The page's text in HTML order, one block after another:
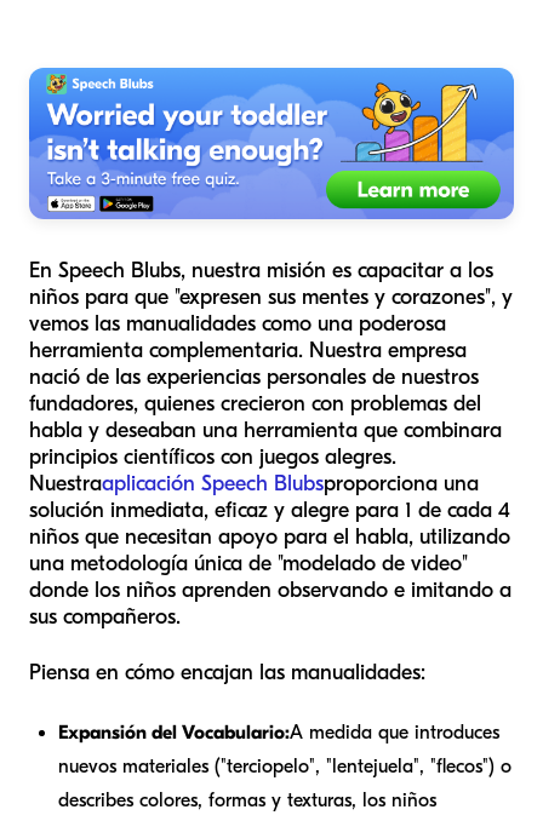
En Speech Blubs, nuestra misión es capacitar a los
niños para que "expresen sus mentes y corazones", y
vemos las manualidades como una poderosa
herramienta complementaria. Nuestra empresa
nació de las experiencias personales de nuestros
fundadores, quienes crecieron con problemas del
habla y deseaban una herramienta que combinara
principios científicos con juegos alegres.
Nuestraaplicación Speech Blubsproporciona una
solución inmediata, eficaz y alegre para 1 de cada 4
niños que necesitan apoyo para el habla, utilizando
una metodología única de "modelado de video"
donde los niños aprenden observando e imitando a
sus compañeros.
Piensa en cómo encajan las manualidades:
Expansión del Vocabulario:A medida que introduces
nuevos materiales ("terciopelo", "lentejuela", "flecos") o
describes colores, formas y texturas, los niños